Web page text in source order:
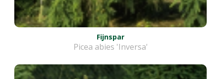
Fijnspar
Picea abies 'Inversa'